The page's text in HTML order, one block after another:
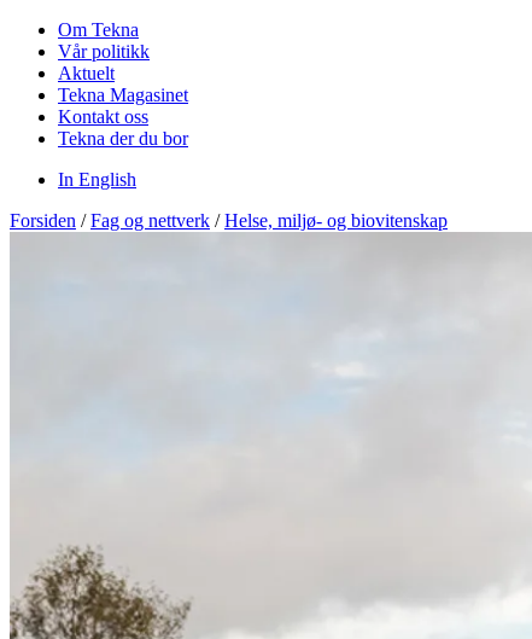
Om Tekna
Vår politikk
Aktuelt
Tekna Magasinet
Kontakt oss
Tekna der du bor
In English
Forsiden / Fag og nettverk / Helse, miljø- og biovitenskap